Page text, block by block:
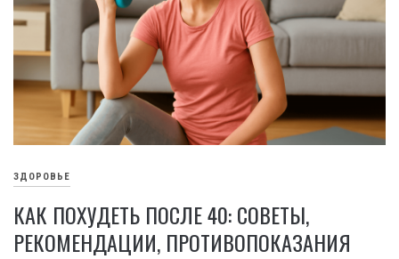
ЗДОРОВЬЕ
КАК ПОХУДЕТЬ ПОСЛЕ 40: СОВЕТЫ,
РЕКОМЕНДАЦИИ, ПРОТИВОПОКАЗАНИЯ